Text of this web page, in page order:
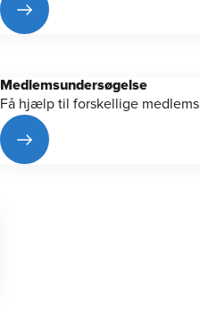
Medlemsundersøgelse
Få hjælp til forskellige